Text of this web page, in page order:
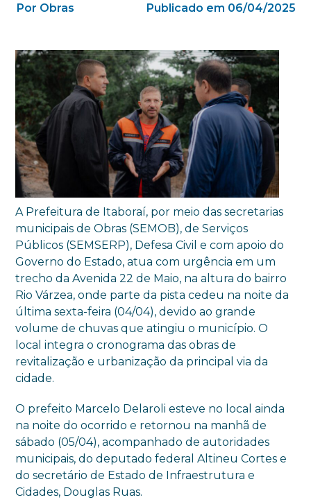
Por Obras Publicado em 06/04/2025
A Prefeitura de Itaboraí, por meio das secretarias
municipais de Obras (SEMOB), de Serviços
Públicos (SEMSERP), Defesa Civil e com apoio do
Governo do Estado, atua com urgência em um
trecho da Avenida 22 de Maio, na altura do bairro
Rio Várzea, onde parte da pista cedeu na noite da
última sexta-feira (04/04), devido ao grande
volume de chuvas que atingiu o município. O
local integra o cronograma das obras de
revitalização e urbanização da principal via da
cidade.
O prefeito Marcelo Delaroli esteve no local ainda
na noite do ocorrido e retornou na manhã de
sábado (05/04), acompanhado de autoridades
municipais, do deputado federal Altineu Cortes e
do secretário de Estado de Infraestrutura e
Cidades, Douglas Ruas.